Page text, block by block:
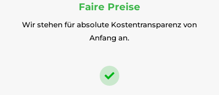
Faire Preise
Wir stehen für absolute Kostentransparenz von
Anfang an.
